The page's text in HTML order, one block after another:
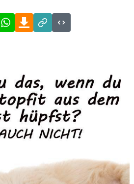
FacebookWhatsAppDownload
Link
Code